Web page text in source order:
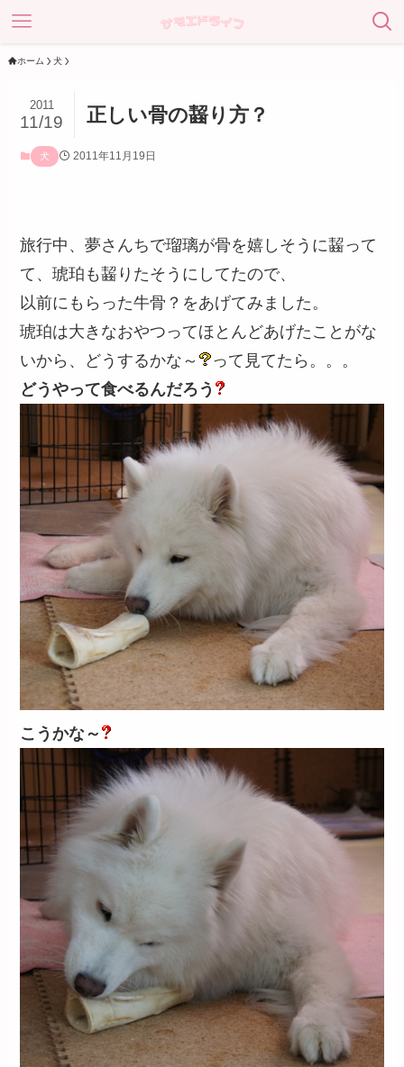
ホーム 犬
正しい骨の齧り方？
2011
11/19
犬 2011年11月19日
旅行中、夢さんちで瑠璃が骨を嬉しそうに齧って
て、琥珀も齧りたそうにしてたので、
以前にもらった牛骨？をあげてみました。
琥珀は大きなおやつってほとんどあげたことがな
いから、どうするかな～
って見てたら。。。
どうやって食べるんだろう
こうかな～